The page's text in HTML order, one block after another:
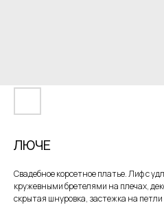
ЛЮЧЕ
Свадебное корсетное платье. Лиф с
кружевными бретелями на плечах,
скрытая шнуровка, застежка на